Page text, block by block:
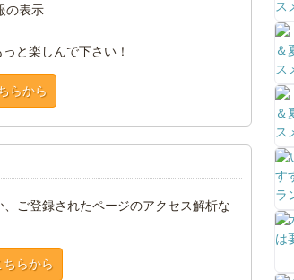
の表示
と楽しんで下さい！
らから
ご登録されたページのアクセス解析な
らから